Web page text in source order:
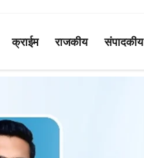
क्राईम राजकीय संपादकीय